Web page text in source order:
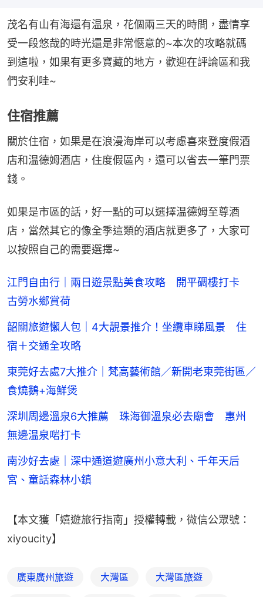
茂名有山有海還有温泉，花個兩三天的時間，盡情享
受一段悠哉的時光還是非常愜意的~本次的攻略就碼
到這啦，如果有更多寶藏的地方，歡迎在評論區和我
們安利哇~
住宿推薦
關於住宿，如果是在浪漫海岸可以考慮喜來登度假酒
店和温德姆酒店，住度假區內，還可以省去一筆門票
錢。
如果是市區的話，好一點的可以選擇温德姆至尊酒
店，當然其它的像全季這類的酒店就更多了，大家可
以按照自己的需要選擇~
江門自由行｜兩日遊景點美食攻略 開平碉樓打卡
古勞水鄉賞荷
韶關旅遊懶人包｜4大靚景推介！坐纜車睇風景 住
宿＋交通全攻略
東莞好去處7大推介｜梵高藝術館／新開老東莞街區／
食燒鵝+海鮮煲
深圳周邊溫泉6大推薦 珠海御溫泉必去廟會 惠州
無邊温泉啱打卡
南沙好去處｜深中通道遊廣州小意大利、千年天后
宮、童話森林小鎮
【本文獲「嬉遊旅行指南」授權轉載，微信公眾號：
xiyoucity】
廣東廣州旅遊 大灣區 大灣區旅遊